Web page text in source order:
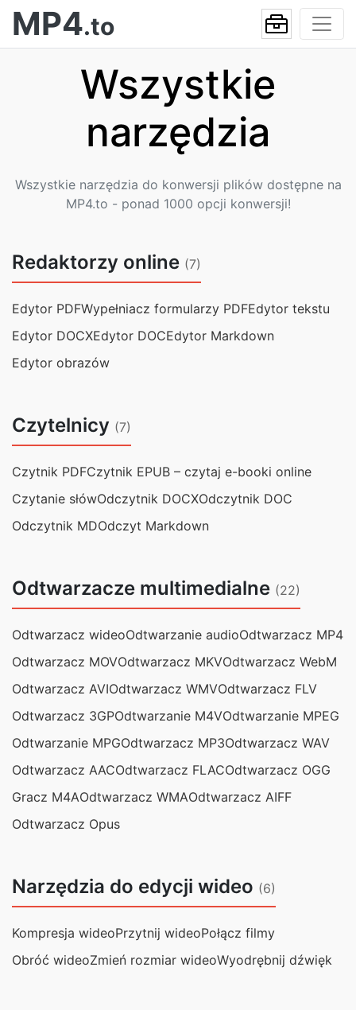
MP4.to
Wszystkie
narzędzia
Wszystkie narzędzia do konwersji plików dostępne na
MP4.to - ponad 1000 opcji konwersji!
Redaktorzy online (7)
Edytor PDFWypełniacz formularzy PDFEdytor tekstu
Edytor DOCXEdytor DOCEdytor Markdown
Edytor obrazów
Czytelnicy (7)
Czytnik PDFCzytnik EPUB – czytaj e-booki online
Czytanie słówOdczytnik DOCXOdczytnik DOC
Odczytnik MDOdczyt Markdown
Odtwarzacze multimedialne (22)
Odtwarzacz wideoOdtwarzanie audioOdtwarzacz MP4
Odtwarzacz MOVOdtwarzacz MKVOdtwarzacz WebM
Odtwarzacz AVIOdtwarzacz WMVOdtwarzacz FLV
Odtwarzacz 3GPOdtwarzanie M4VOdtwarzanie MPEG
Odtwarzanie MPGOdtwarzacz MP3Odtwarzacz WAV
Odtwarzacz AACOdtwarzacz FLACOdtwarzacz OGG
Gracz M4AOdtwarzacz WMAOdtwarzacz AIFF
Odtwarzacz Opus
Narzędzia do edycji wideo (6)
Kompresja wideoPrzytnij wideoPołącz filmy
Obróć wideoZmień rozmiar wideoWyodrębnij dźwięk